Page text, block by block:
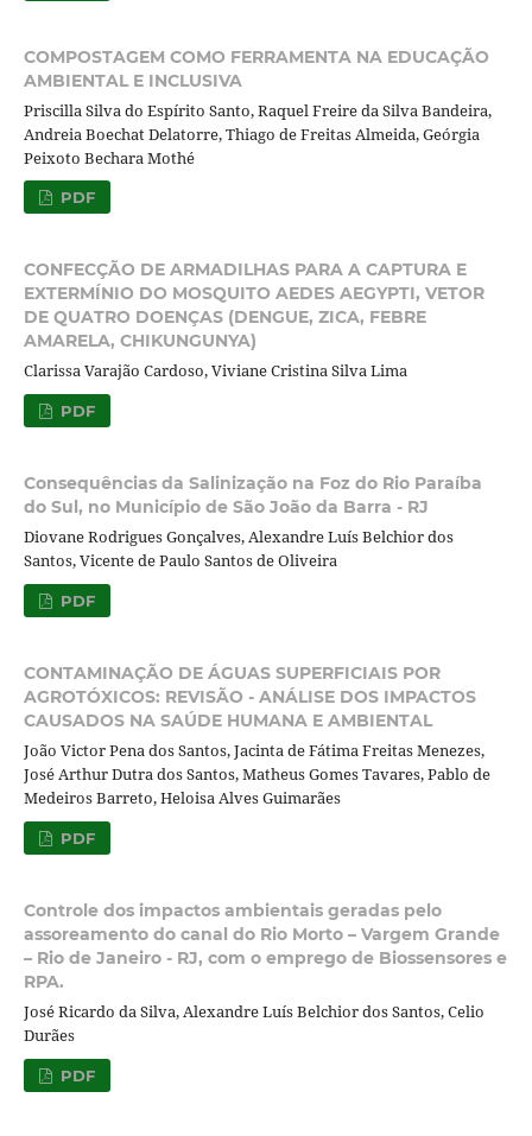
COMPOSTAGEM COMO FERRAMENTA NA EDUCAÇÃO
AMBIENTAL E INCLUSIVA
Priscilla Silva do Espírito Santo, Raquel Freire da Silva Bandeira,
Andreia Boechat Delatorre, Thiago de Freitas Almeida, Geórgia
Peixoto Bechara Mothé
PDF
CONFECÇÃO DE ARMADILHAS PARA A CAPTURA E
EXTERMÍNIO DO MOSQUITO AEDES AEGYPTI, VETOR
DE QUATRO DOENÇAS (DENGUE, ZICA, FEBRE
AMARELA, CHIKUNGUNYA)
Clarissa Varajão Cardoso, Viviane Cristina Silva Lima
PDF
Consequências da Salinização na Foz do Rio Paraíba
do Sul, no Município de São João da Barra - RJ
Diovane Rodrigues Gonçalves, Alexandre Luís Belchior dos
Santos, Vicente de Paulo Santos de Oliveira
PDF
CONTAMINAÇÃO DE ÁGUAS SUPERFICIAIS POR
AGROTÓXICOS: REVISÃO - ANÁLISE DOS IMPACTOS
CAUSADOS NA SAÚDE HUMANA E AMBIENTAL
João Victor Pena dos Santos, Jacinta de Fátima Freitas Menezes,
José Arthur Dutra dos Santos, Matheus Gomes Tavares, Pablo de
Medeiros Barreto, Heloisa Alves Guimarães
PDF
Controle dos impactos ambientais geradas pelo
assoreamento do canal do Rio Morto – Vargem Grande
– Rio de Janeiro - RJ, com o emprego de Biossensores e
RPA.
José Ricardo da Silva, Alexandre Luís Belchior dos Santos, Celio
Durães
PDF